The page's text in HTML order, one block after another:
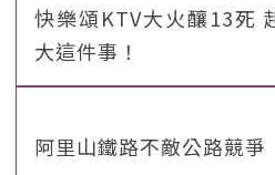
快樂頌KTV大火釀13死
大這件事！
阿里山鐵路不敵公路競